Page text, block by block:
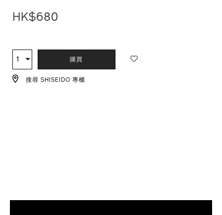
HK$680
TO
CART
OPTIONS
ACTIONS
數
量
1 購買
搜尋 SHISEIDO 專櫃